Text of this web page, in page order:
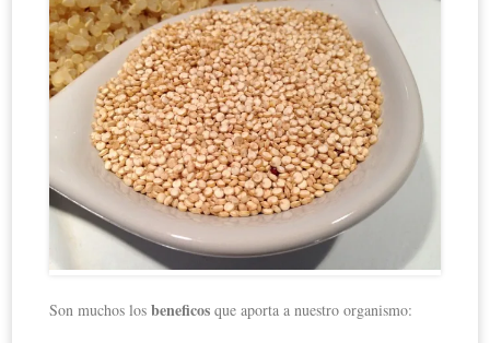
Son muchos los beneficosque aporta a nuestro organismo: